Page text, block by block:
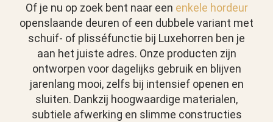
Of je nu op zoek bent naar een enkele hordeur
openslaande deuren of een dubbele variant met
schuif- of plisséfunctie bij Luxehorren ben je
aan het juiste adres. Onze producten zijn
ontworpen voor dagelijks gebruik en blijven
jarenlang mooi, zelfs bij intensief openen en
sluiten. Dankzij hoogwaardige materialen,
subtiele afwerking en slimme constructies